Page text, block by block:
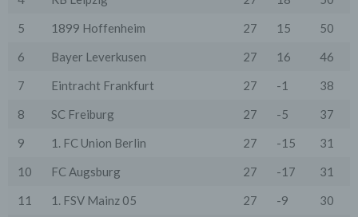
5
1899 Hoffenheim 27 15
50
6
Bayer Leverkusen 27 16
46
7
Eintracht Frankfurt 27 -1
38
8
SC Freiburg 27 -5
37
9
1. FC Union Berlin 27 -15
31
10
FC Augsburg 27 -17
31
11
1. FSV Mainz 05 27 -9
30
Wir erheben Daten über jeden Zugriff auf den Server,
auf dem sich dieser Dienst befindet (so genannte
Serverlogfiles). Zu den Zugriffsdaten gehören Name
des Abrufs, übertragene Datenmenge, Meldung über
Betriebssystem des Nutzers, Referrer URL (die zuvor
Provider.
Wir verwenden die Protokolldaten ohne Zuordnung zur
entsprechend den gesetzlichen Bestimmungen nur für
der Sicherheit und der Optimierung unseres